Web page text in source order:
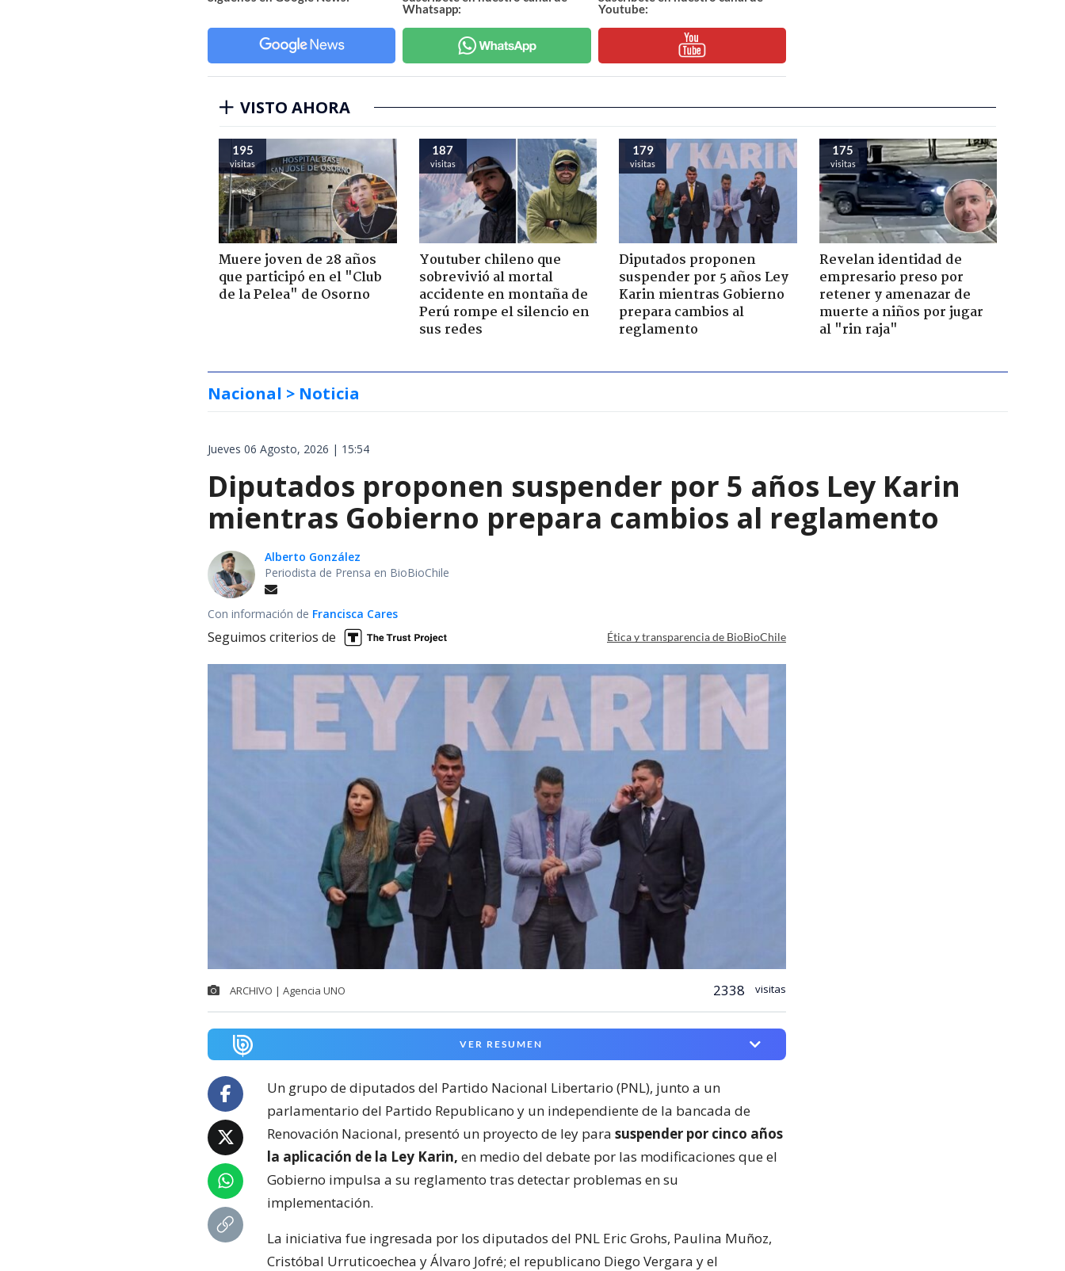
Whatsapp:
Youtube:
VISTO AHORA
195
visitas
Muere joven de 28 años
que participó en el "Club
de la Pelea" de Osorno
187
visitas
Youtuber chileno que
sobrevivió al mortal
accidente en montaña de
Perú rompe el silencio en
sus redes
179
visitas
Diputados proponen
suspender por 5 años Ley
Karin mientras Gobierno
prepara cambios al
reglamento
175
visitas
Revelan identidad de
empresario preso por
retener y amenazar de
muerte a niños por jugar
al "rin raja"
Nacional > Noticia
Jueves 06 Agosto, 2026 | 15:54
Diputados proponen suspender por 5 años Ley Karin
mientras Gobierno prepara cambios al reglamento
Alberto González
Periodista de Prensa en BioBioChile
Con información de Francisca Cares
Seguimos criterios de Ética y transparencia de BioBioChile
ARCHIVO | Agencia UNO 2338 visitas
VER RESUMEN
Un grupo de diputados del Partido Nacional Libertario (PNL), junto a un
parlamentario del Partido Republicano y un independiente de la bancada de
Renovación Nacional, presentó un proyecto de ley para suspender por cinco años
la aplicación de la Ley Karin, en medio del debate por las modificaciones que el
Gobierno impulsa a su reglamento tras detectar problemas en su
implementación.
La iniciativa fue ingresada por los diputados del PNL Eric Grohs, Paulina Muñoz,
Cristóbal Urruticoechea y Álvaro Jofré; el republicano Diego Vergara y el